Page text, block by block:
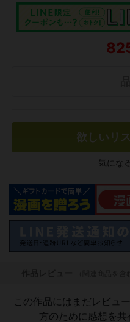
欲しいリ
気にな
この作品にはまだレビュ
方のために感想を共